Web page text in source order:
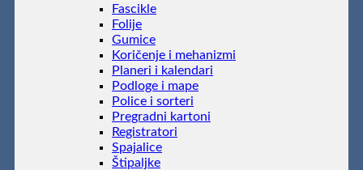
Fascikle
Folije
Gumice
Koričenje i mehanizmi
Planeri i kalendari
Podloge i mape
Police i sorteri
Pregradni kartoni
Registratori
Spajalice
Štipaljke